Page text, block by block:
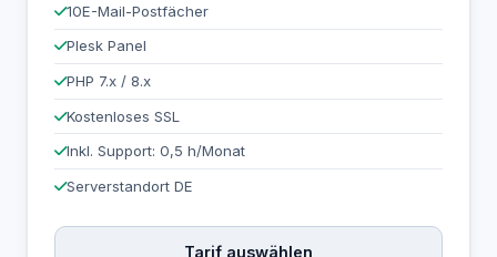
10E-Mail-Postfächer
Plesk Panel
PHP 7.x / 8.x
Kostenloses SSL
Inkl. Support: 0,5 h/Monat
Serverstandort DE
Tarif auswählen